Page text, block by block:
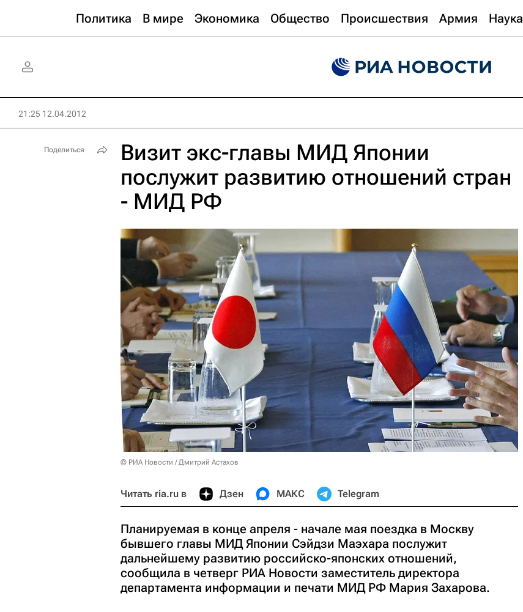
Политика В мире Экономика Общество Происшествия Армия Наука
21:25 12.04.2012
Визит экс-главы МИД Японии
послужит развитию отношений стран
- МИД РФ
© РИА Новости / Дмитрий Астахов
Читать ria.ru в Дзен МАКС Telegram
Планируемая в конце апреля - начале мая поездка в Москву
бывшего главы МИД Японии Сэйдзи Маэхара послужит
дальнейшему развитию российско-японских отношений,
сообщила в четверг РИА Новости заместитель директора
департамента информации и печати МИД РФ Мария Захарова.
Поделиться